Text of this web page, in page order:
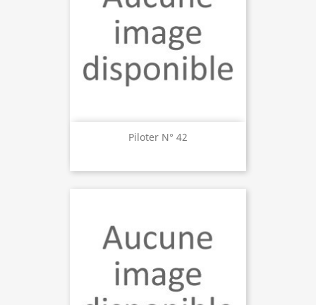
Piloter N° 42